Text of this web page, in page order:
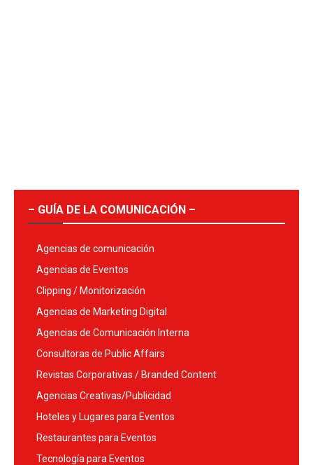
– GUÍA DE LA COMUNICACIÓN –
Agencias de comunicación
Agencias de Eventos
Clipping / Monitorización
Agencias de Marketing Digital
Agencias de Comunicación Interna
Consultoras de Public Affairs
Revistas Corporativas / Branded Content
Agencias Creativas/Publicidad
Hoteles y Lugares para Eventos
Restaurantes para Eventos
Tecnología para Eventos